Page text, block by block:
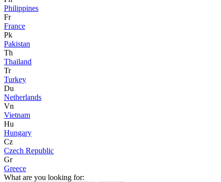
Philippines
Fr
France
Pk
Pakistan
Th
Thailand
Tr
Turkey
Du
Netherlands
Vn
Vietnam
Hu
Hungary
Cz
Czech Republic
Gr
Greece
What are you looking for: